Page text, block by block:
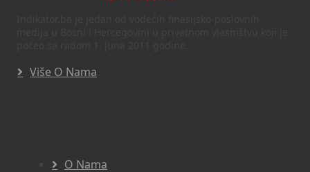
Više O Nama
O Nama